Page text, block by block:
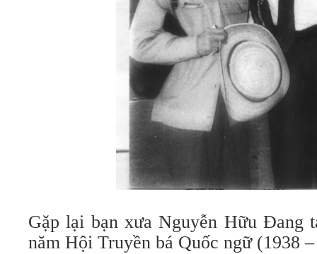
Gặp lại bạn xưa Nguyễn Hữu Đang
năm Hội Truyền bá Quốc ngữ (1938